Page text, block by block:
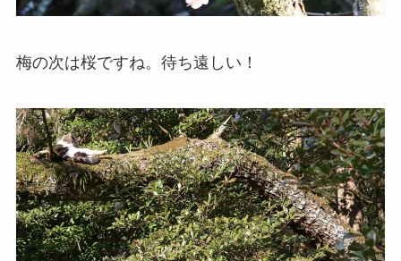
梅の次は桜ですね。待ち遠しい！